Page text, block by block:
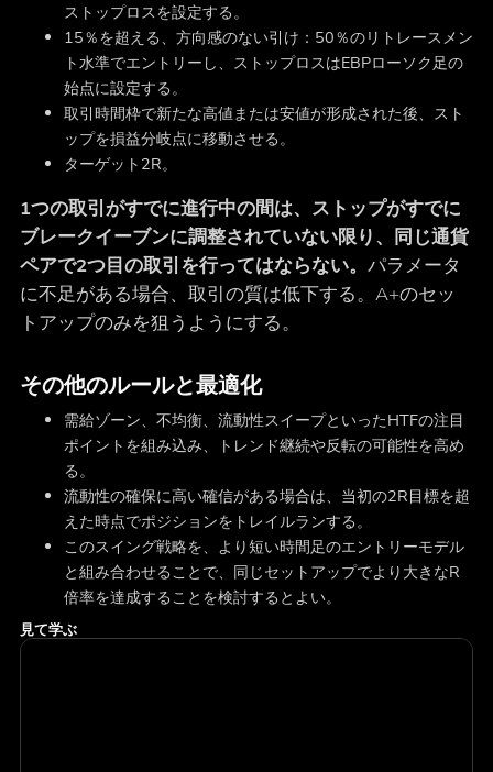
ストップロスを設定する。
15％を超える、方向感のない引け：50％のリトレースメン
ト水準でエントリーし、ストップロスはEBPローソク足の
始点に設定する。
取引時間枠で新たな高値または安値が形成された後、スト
ップを損益分岐点に移動させる。
ターゲット2R。
1つの取引がすでに進行中の間は、ストップがすでに
ブレークイーブンに調整されていない限り、同じ通貨
ペアで2つ目の取引を行ってはならない。 パラメータ
に不足がある場合、取引の質は低下する。A+のセッ
トアップのみを狙うようにする。
その他のルールと最適化
需給ゾーン、不均衡、流動性スイープといったHTFの注目
ポイントを組み込み、トレンド継続や反転の可能性を高め
る。
流動性の確保に高い確信がある場合は、当初の2R目標を超
えた時点でポジションをトレイルランする。
このスイング戦略を、より短い時間足のエントリーモデル
と組み合わせることで、同じセットアップでより大きなR
倍率を達成することを検討するとよい。
見て学ぶ